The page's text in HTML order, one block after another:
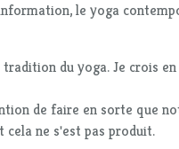
le yoga
du yoga. Je crois
de faire en sorte que
ne s'est pas produit.